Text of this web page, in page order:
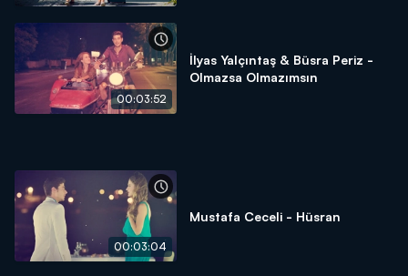
00:03:52
İlyas Yalçıntaş & Büsra Periz -
Olmazsa Olmazımsın
00:03:04
Mustafa Ceceli - Hüsran